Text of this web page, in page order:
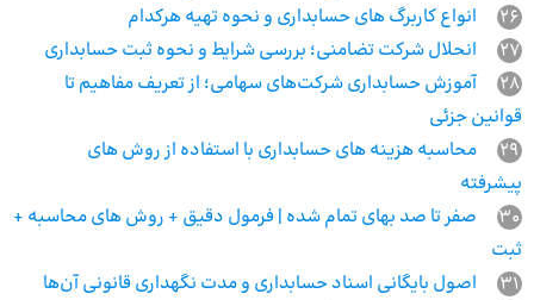
26
انواع کاربرگ های حسابداری و نحوه تهیه هرکدام
27
انحلال شرکت تضامنی؛ بررسی شرایط و نحوه ثبت حسابداری
28
آموزش حسابداری شرکت‌های سهامی؛ از تعریف مفاهیم تا
قوانین جزئی
29
محاسبه هزینه های حسابداری با استفاده از روش های
پیشرفته
30
صفر تا صد بهای تمام شده | فرمول دقیق + روش‌ های محاسبه +
ثبت
31
اصول بایگانی اسناد حسابداری و مدت نگهداری قانونی آن‌ها